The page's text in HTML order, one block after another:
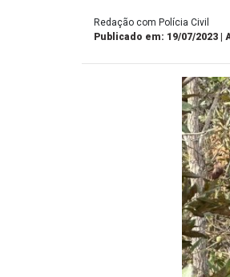
Redação com Polícia Civil
Publicado em: 19/07/2023 |